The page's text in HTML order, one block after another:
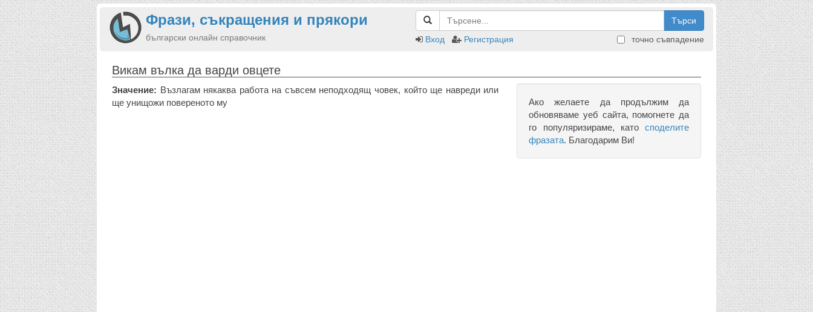
Фрази, съкращения и прякори
български онлайн справочник
Търси
Вход
Регистрация точно съвпадение
Викам вълка да варди овцете
Значение: Възлагам някаква работа на съвсем неподходящ човек, който ще навреди или
ще унищожи повереното му
Ако желаете да продължим да
обновяваме уеб сайта, помогнете да
го популяризираме, като споделите
фразата. Благодарим Ви!